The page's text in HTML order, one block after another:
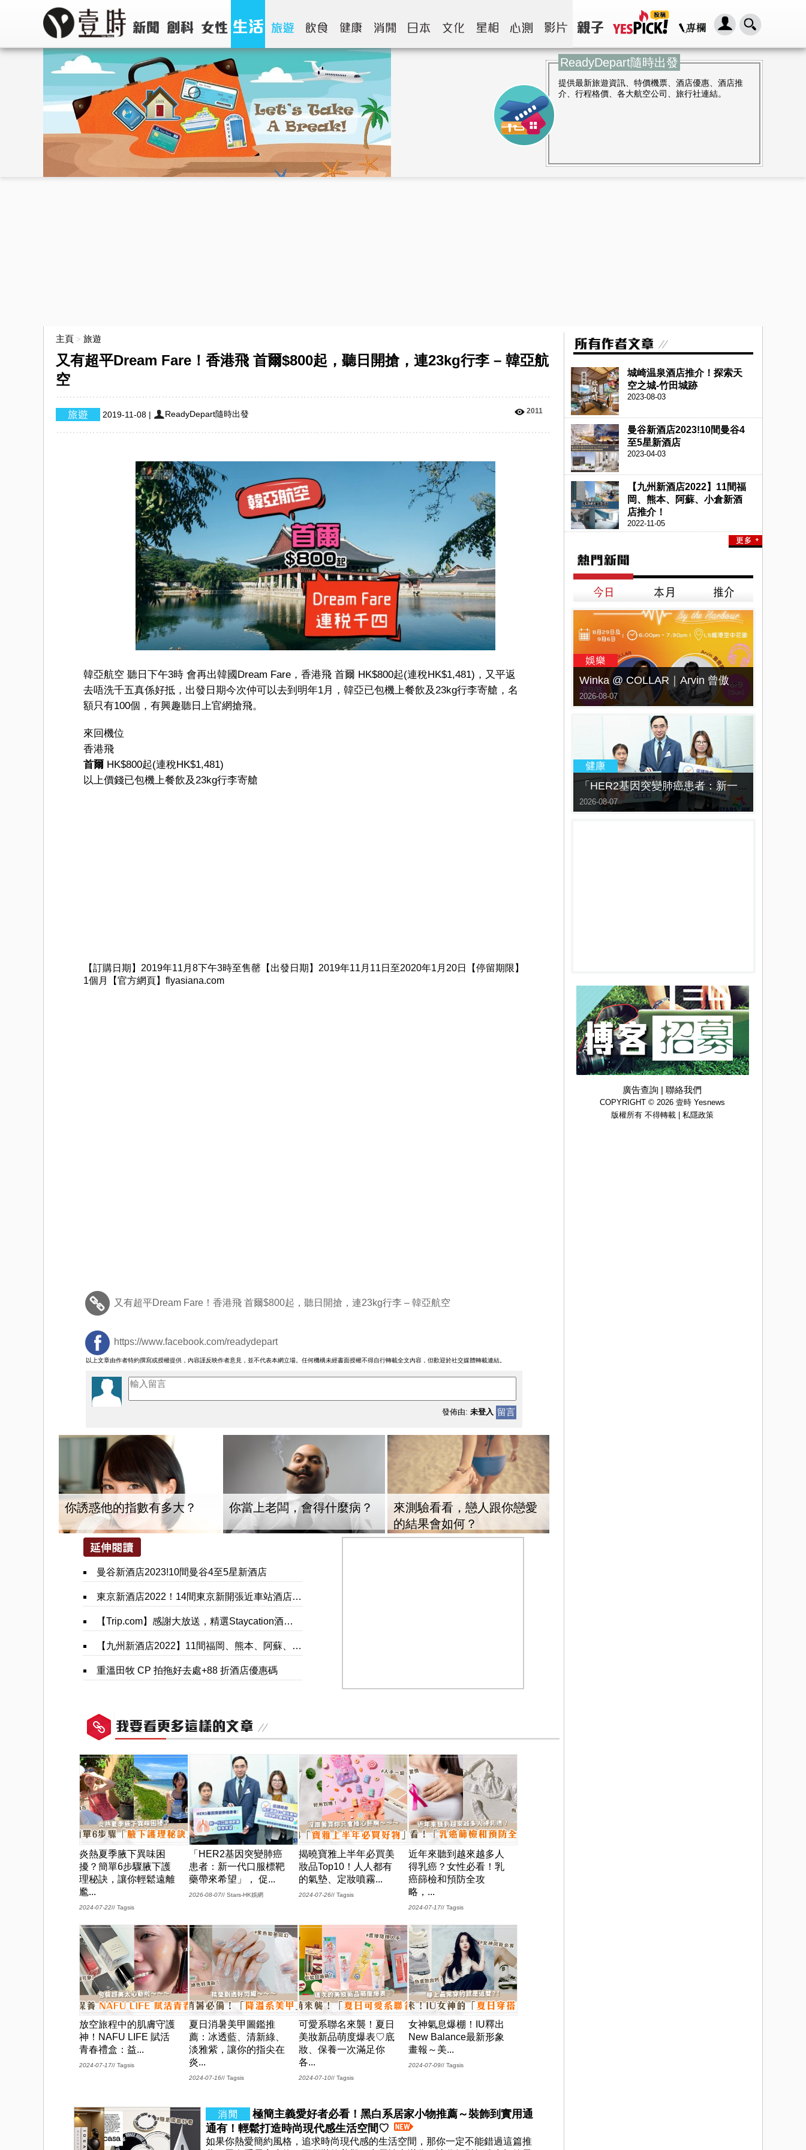
ReadyDepart隨時出發
提供最新旅遊資訊、特價機票、酒店優惠、酒店推
介、行程格價、各大航空公司、旅行社連結。
主頁 > 旅遊
又有超平Dream Fare！香港飛 首爾$800起，聽日開搶，連23kg行李 – 韓亞航
空
2019-11-08 | ReadyDepart隨時出發 2011
韓亞航空 聽日下午3時 會再出韓國Dream Fare，香港飛 首爾 HK$800起(連稅HK$1,481)，又平返
去唔洗千五真係好抵，出發日期今次仲可以去到明年1月，韓亞已包機上餐飲及23kg行李寄艙，名
額只有100個，有興趣聽日上官網搶飛。
來回機位
香港飛
首爾 HK$800起(連稅HK$1,481)
以上價錢已包機上餐飲及23kg行李寄艙
【訂購日期】2019年11月8下午3時至售罄【出發日期】2019年11月11日至2020年1月20日【停留期限】
1個月【官方網頁】flyasiana.com
又有超平Dream Fare！香港飛 首爾$800起，聽日開搶，連23kg行李 – 韓亞航空
https://www.facebook.com/readydepart
以上文章由作者特約撰寫或授權提供，內容謹反映作者意見，並不代表本網立場。任何機構未經書面授權不得自行轉載全文內容，但歡迎於社交媒體轉載連結。
發佈由: 未登入 留言
你誘惑他的指數有多大？ 你當上老闆，會得什麼病？
來測驗看看，戀人跟你戀愛
的結果會如何？
曼谷新酒店2023!10間曼谷4至5星新酒店
東京新酒店2022！14間東京新開張近車站酒店推介
【Trip.com】感謝大放送，精選Staycation酒店，買一送一！
【九州新酒店2022】11間福岡、熊本、阿蘇、小倉新酒店推介！
重溫田牧 CP 拍拖好去處+88 折酒店優惠碼
炎熱夏季腋下異味困
擾？簡單6步驟腋下護
理秘訣，讓你輕鬆遠離
尷...
2024-07-22// Tagsis
「HER2基因突變肺癌
患者：新一代口服標靶
藥帶來希望」， 促...
2026-08-07// Stars-HK娛網
揭曉寶雅上半年必買美
妝品Top10！人人都有
的氣墊、定妝噴霧...
2024-07-26// Tagsis
近年來聽到越來越多人
得乳癌？女性必看！乳
癌篩檢和預防全攻
略，...
2024-07-17// Tagsis
放空旅程中的肌膚守護
神！NAFU LIFE 賦活
青春禮盒：益...
2024-07-17// Tagsis
夏日消暑美甲圖鑑推
薦：冰透藍、清新綠、
淡雅紫，讓你的指尖在
炎...
2024-07-16// Tagsis
可愛系聯名來襲！夏日
美妝新品萌度爆表♡底
妝、保養一次滿足你
各...
2024-07-10// Tagsis
女神氣息爆棚！IU釋出
New Balance最新形象
畫報～美...
2024-07-09// Tagsis
極簡主義愛好者必看！黑白系居家小物推薦～裝飾到實用通
通有！輕鬆打造時尚現代感生活空間♡
如果你熱愛簡約風格，追求時尚現代感的生活空間，那你一定不能錯過這篇推
城崎温泉酒店推介！探索天
空之城-竹田城跡
2023-08-03
曼谷新酒店2023!10間曼谷4
至5星新酒店
2023-04-03
【九州新酒店2022】11間福
岡、熊本、阿蘇、小倉新酒
店推介！
2022-11-05
Winka @ COLLAR｜Arvin 曾傲棐｜Dark 黃明德｜表妹 Ｍona 8月29日起登陸L5維港空中花園 | wwwtc mall 首度呈獻「Music Wave By The Harbo
2026-08-07
「HER2基因突變肺癌患者：新一代口服標靶藥帶來希望」， 促請政府加快納入藥物名冊，助患者及早受惠
2026-08-07
廣告查詢 | 聯絡我們
COPYRIGHT © 2026 壹時 Yesnews
版權所有 不得轉載 | 私隱政策